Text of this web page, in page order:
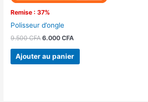
Remise : 37%
Polisseur d’ongle
9.500CFA 6.000CFA
Ajouter au panier